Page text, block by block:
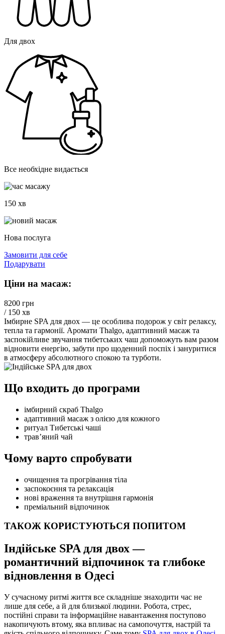
Для двох
Все необхідне видається
150 хв
Нова послуга
Замовити для себе
Подарувати
Ціни на масаж:
8200 грн
/ 150 хв
Імбирне SPA для двох — це особлива подорож у світ релаксу,
тепла та гармонії. Аромати Thalgo, адаптивний масаж та
заспокійливе звучання тибетських чаш допоможуть вам разом
відновити енергію, забути про щоденний поспіх і зануритися
в атмосферу абсолютного спокою та турботи.
Що входить до програми
імбирний скраб Thalgo
адаптивний масаж з олією для кожного
ритуал Тибетські чаші
трав’яний чай
Чому варто спробувати
очищення та прогрівання тіла
заспокоєння та релаксація
нові враження та внутрішня гармонія
преміальний відпочинок
ТАКОЖ КОРИСТУЮТЬСЯ ПОПИТОМ
Індійське SPA для двох —
романтичний відпочинок та глибоке
відновлення в Одесі
У сучасному ритмі життя все складніше знаходити час не
лише для себе, а й для близької людини. Робота, стрес,
постійні справи та інформаційне навантаження поступово
накопичують втому, яка впливає на самопочуття, настрій та